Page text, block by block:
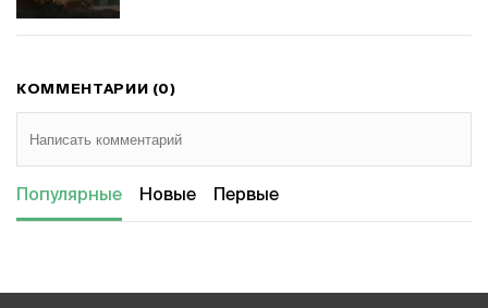
КОММЕНТАРИИ (0)
Популярные Новые Первые